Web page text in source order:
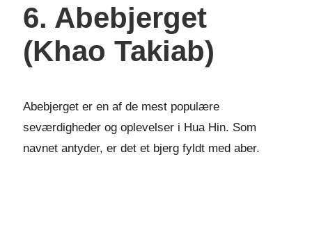
6. Abebjerget
(Khao Takiab)
Abebjerget er en af de mest populære
seværdigheder og oplevelser i Hua Hin. Som
navnet antyder, er det et bjerg fyldt med aber.